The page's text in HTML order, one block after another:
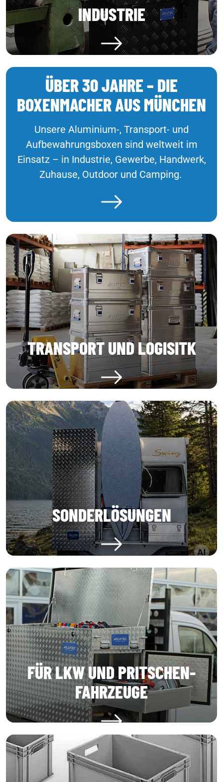
INDUSTRIE
ÜBER 30 JAHRE – DIE
BOXENMACHER AUS MÜNCHEN
Unsere Aluminium-, Transport- und
Aufbewahrungsboxen sind weltweit im
Einsatz – in Industrie, Gewerbe, Handwerk,
Zuhause, Outdoor und Camping.
TRANSPORT UND LOGISITK
SONDERLÖSUNGEN
FÜR LKW UND PRITSCHEN-
FAHRZEUGE